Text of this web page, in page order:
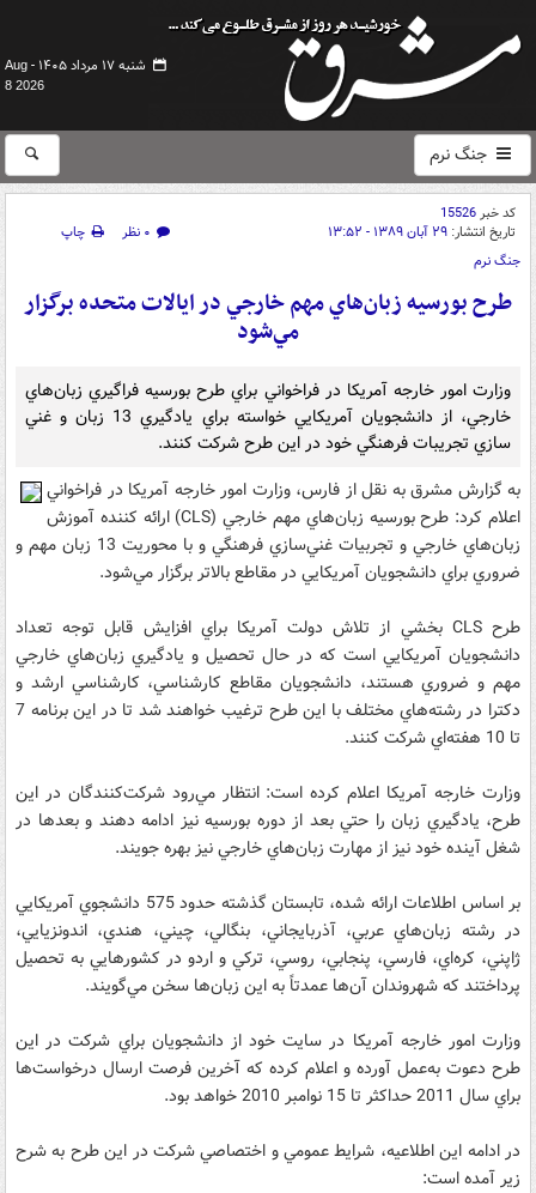
شنبه ۱۷ مرداد ۱۴۰۵ -
Aug
8 2026
جنگ نرم
کد خبر15526
تاریخ انتشار: ۲۹ آبان ۱۳۸۹ - ۱۳:۵۲ ۰ نظر
چاپ
جنگ نرم
طرح بورسيه زبان‌هاي مهم خارجي در ايالات متحده برگزار
مي‌شود
وزارت امور خارجه آمريکا در فراخواني براي طرح بورسيه فراگيري زبان‌هاي
خارجي، از دانشجويان آمريکايي خواسته براي يادگيري 13 زبان و غني
سازي تجريبات فرهنگي خود در اين طرح شرکت کنند.
به گزارش مشرق به نقل از فارس، وزارت امور خارجه آمريکا در فراخواني
اعلام کرد: طرح بورسيه زبان‌هاي مهم خارجي (CLS) ارائه کننده آموزش
زبان‌هاي خارجي و تجربيات غني‌سازي فرهنگي و با محوريت 13 زبان مهم و
ضروري براي دانشجويان آمريکايي در مقاطع بالاتر برگزار مي‌شود.
طرح CLS بخشي از تلاش دولت آمريکا براي افزايش قابل توجه تعداد
دانشجويان آمريکايي است که در حال تحصيل و يادگيري زبان‌هاي خارجي
مهم و ضروري هستند، دانشجويان مقاطع کارشناسي، کارشناسي ارشد و
دکترا در رشته‌هاي مختلف با اين طرح ترغيب خواهند شد تا در اين برنامه 7
تا 10 هفته‌اي شرکت کنند.
وزارت خارجه آمريکا اعلام کرده است: انتظار مي‌رود شرکت‌کنندگان در اين
طرح، يادگيري زبان را حتي بعد از دوره بورسيه نيز ادامه دهند و بعدها در
شغل آينده خود نيز از مهارت زبان‌هاي خارجي نيز بهره جويند.
بر اساس اطلاعات ارائه شده، تابستان گذشته حدود 575 دانشجوي آمريکايي
در رشته زبان‌هاي عربي، آذربايجاني، بنگالي، چيني، هندي، اندونزيايي،
ژاپني، کره‌اي، فارسي، پنجابي، روسي،‌ ترکي و اردو در کشورهايي به تحصيل
پرداختند که شهروندان آن‌ها عمدتاً به اين زبان‌ها سخن مي‌گويند.
وزارت امور خارجه آمريکا در سايت خود از دانشجويان براي شرکت در اين
طرح دعوت به‌عمل آورده و اعلام کرده که آخرين فرصت ارسال درخواست‌ها
براي سال 2011 حداکثر تا 15 نوامبر 2010 خواهد بود.
در ادامه اين اطلاعيه، شرايط عمومي و اختصاصي شرکت در اين طرح به شرح
زير آمده است: